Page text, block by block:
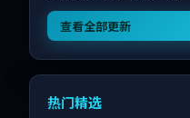
查看全部更新
热门精选